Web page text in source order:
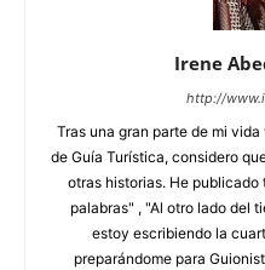
Irene
http://
Tras una gran parte de mi
de Guía Turística, considero
otras historias. He
palabras" , "Al otro lado del
estoy escribiendo la
preparándome para